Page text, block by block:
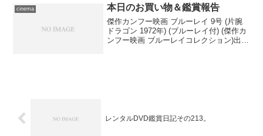
／ 演出：長友孝和 ／...
cinema 本日のお買い物＆鑑賞報告
傑作カンフー映画 ブルーレイ 9号 (片腕
ドラゴン 1972年) (ブルーレイ付) (傑作カ
ンフー映画 ブルーレイコレクション)出版
レンタルDVD鑑賞日記その213。